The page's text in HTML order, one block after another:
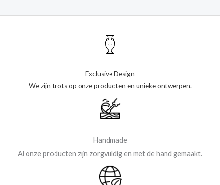
Exclusive Design
We zijn trots op onze producten en unieke ontwerpen.
Handmade
Al onze producten zijn zorgvuldig en met de hand gemaakt.